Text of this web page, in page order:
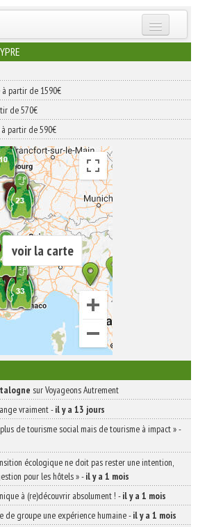
VOUS
à partir de 1590€
de 570€
partir de 590€
voir la carte
sur Voyageons Autrement
vraiment-il y a 13 jours
de tourisme social mais de tourisme à impact »-
écologique ne doit pas rester une intention,
pour les hôtels »-il y a 1 mois
à (re)découvrir absolument ! -il y a 1 mois
de groupe une expérience humaine-il y a 1 mois